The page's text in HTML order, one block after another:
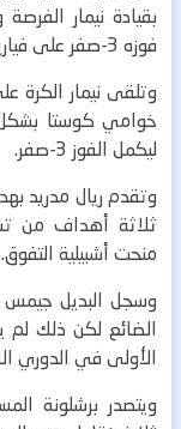
بقيادة نيمار
فوزه 3-صفر على فياريال.
وتلقى نيمار الكرة
خوامي كوستا
ليكمل الفوز 3-صفر.
وتقدم ريال مدريد
ثلاثة أهداف من
منحت أشبيلية التفوق.
وسجل البديل جيمس
الضائع لكن ذلك لم
الأولى في الدوري